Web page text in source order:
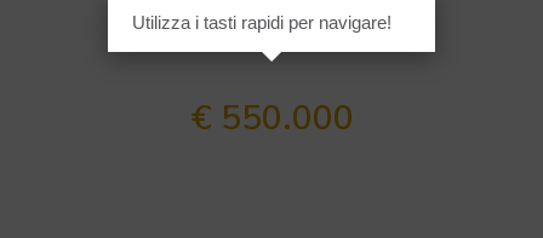
Codice 24077
€ 550.000
Utilizza i tasti rapidi per navigare!